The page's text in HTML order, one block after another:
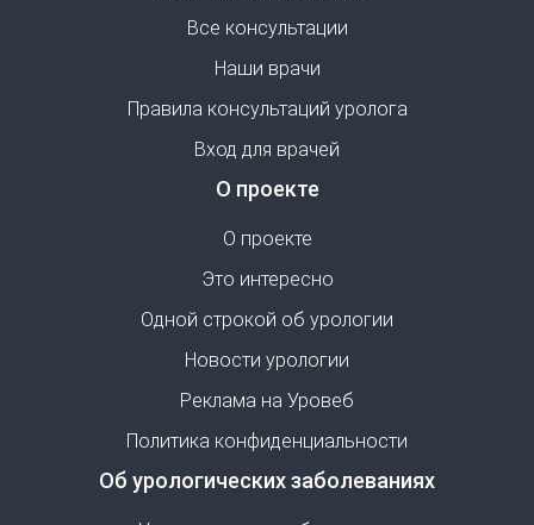
Все консультации
Наши врачи
Правила консультаций уролога
Вход для врачей
О проекте
О проекте
Это интересно
Одной строкой об урологии
Новости урологии
Реклама на Уровеб
Политика конфиденциальности
Об урологических заболеваниях